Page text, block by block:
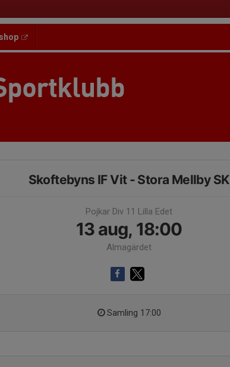
Skoftebyns IF Vit - Stora Mellby SK
Pojkar Div 11 Lilla Edet
13 aug, 18:00
Almagärdet
Samling 17:00